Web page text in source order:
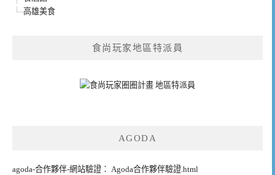
高雄美食
食尚玩家地區特派員
AGODA
agoda-合作夥伴-網站驗證： Agoda合作夥伴驗證.html